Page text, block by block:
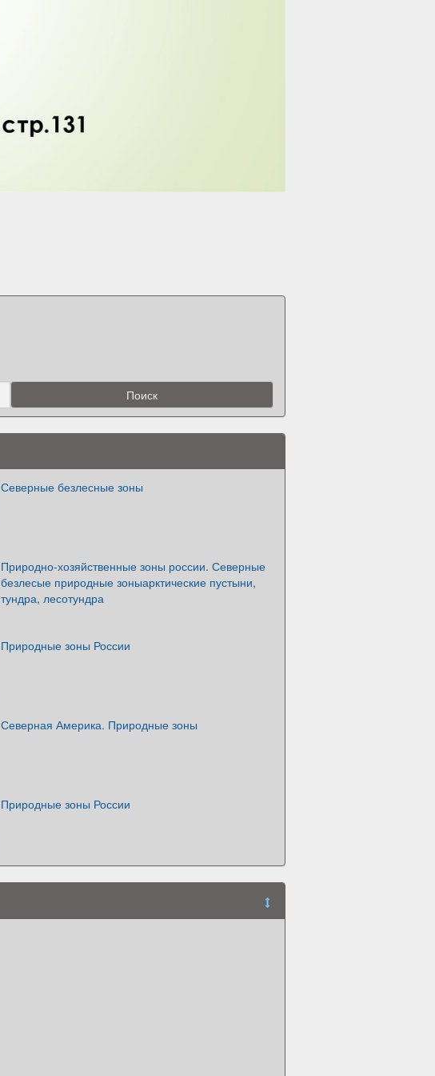
Северные безлесные зоны
Природно-хозяйственные зоны россии. Северные
безлесые природные зоныарктические пустыни,
тундра, лесотундра
Природные зоны России
Северная Америка. Природные зоны
Природные зоны России